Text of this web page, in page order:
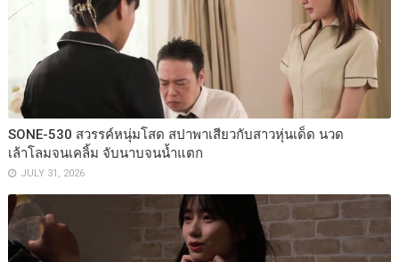
SONE-530 สวรรค์หนุ่มโสด สปาพาเสียวกับสาวหุ่นเด็ด นวด
เล้าโลมจนเคลิ้ม จับนาบจนน้ำแตก
JULY 31, 2026